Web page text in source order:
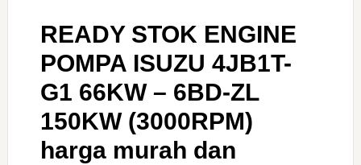
READY STOK ENGINE
POMPA ISUZU 4JB1T-
G1 66KW – 6BD-ZL
150KW (3000RPM)
harga murah dan